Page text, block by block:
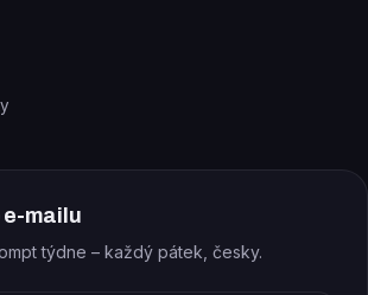
e-mailu
týdne – každý pátek, česky.